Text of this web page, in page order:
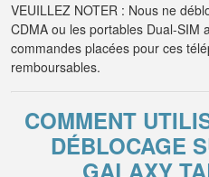
VEUILLEZ NOTER : Nous ne
CDMA ou les portables Dual-SIM
commandes placées pour ces
remboursables.
COMMENT
DÉBLOCAGE
GALAXY